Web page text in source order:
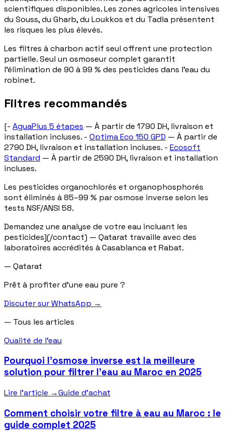
scientifiques disponibles. Les zones agricoles intensives
du Souss, du Gharb, du Loukkos et du Tadla présentent
les risques les plus élevés.
Les filtres à charbon actif seul offrent une protection
partielle. Seul un osmoseur complet garantit
l'élimination de 90 à 99 % des pesticides dans l'eau du
robinet.
Filtres recommandés
[- AguaPlus 5 étapes — À partir de 1790 DH, livraison et
installation incluses. - Optima Eco 150 GPD — À partir de
2790 DH, livraison et installation incluses. - Ecosoft
Standard — À partir de 2590 DH, livraison et installation
incluses.
Les pesticides organochlorés et organophosphorés
sont éliminés à 85–99 % par osmose inverse selon les
tests NSF/ANSI 58.
Demandez une analyse de votre eau incluant les
pesticides](/contact) — Qatarat travaille avec des
laboratoires accrédités à Casablanca et Rabat.
— Qatarat
Prêt à profiter d'une eau pure ?
Discuter sur WhatsApp →
— Tous les articles
Qualité de l'eau
Pourquoi l’osmose inverse est la meilleure
solution pour filtrer l’eau au Maroc en 2025
Lire l'article →Guide d'achat
Comment choisir votre filtre à eau au Maroc : le
guide complet 2025